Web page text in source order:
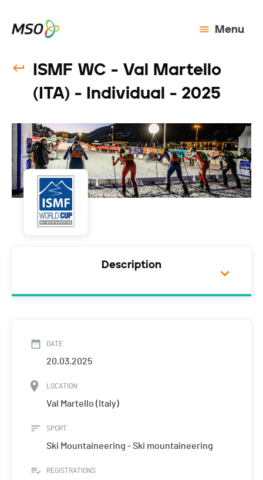
Menu
ISMF WC - Val Martello
(ITA) - Individual - 2025
Description
DATE
20.03.2025
LOCATION
Val Martello (Italy)
SPORT
Ski Mountaineering - Ski mountaineering
REGISTRATIONS